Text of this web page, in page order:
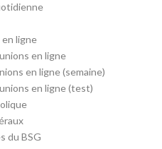
ligne
en ligne
en ligne (semaine)
en ligne (test)
du BSG